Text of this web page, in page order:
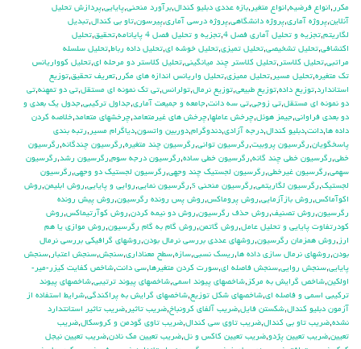
مكرر ,انواع فرضيه,انواع متغير ,بازه عددي دبليو كندال,برآورد منحني,پايايي,پردازش تحليل
آنلاين,پروژه آماري,پروژه دانشگاهي,پروژه درسي آماري,پيرسون,تاو بي کندال,تبديل
لگاريتم,تجزيه و تحليل آماري فصل 4 ,تجزيه و تحليل فصل 4 پايانامه ,تحقيق,تحليل
اكتشافي,تحليل تشخيصي,تحليل تميزي,تحليل خوشه اي,تحليل داده رباط,تحليل سلسله
مراتبي,تحليل كلاستر ,تحليل كلاستر چند ميانگيني,تحليل كلاستر دو مرحله اي,تحليل كوواريانس
تك متغيره,تحليل مسير ,تحليل مميزي,تحليل واريانس اندازه هاي مكرر ,تعريف تحقيق,توزيع
استاندارد,توزيع داده,توزيع طبيعي,توزيع نرمال,تولرانس,تي تک نمونه اي مستقل,تي دو تمهنه,تي
دو نمونه اي مستقل,تي زوجي,تي سه دانت,جامعه و جميعت آماري,جداول تركيبي,جدول يك بعدي و
دو بعدي فراواني,جيمز هوئل,چرخش عاملها,چرخش هاي غيرمتعامد,چرخشهاي متعامد,خلاصه كردن
داده ها,دانت,دبليو كندال,درجه آزادي,دندوگرام,دوربين واتسون,دياگرام مسير ,رتبه بندي
پاسخگويان,رگرسيون پروبيت,رگرسيون تواني,رگرسيون چند متغيره,رگرسيون چندگانه,رگرسيون
خطي,رگرسيون خطي چند گانه,رگرسيون خطي ساده,رگرسيون درجه سوم,رگرسيون رشد,رگرسيون
سهمي,رگرسيون غيرخطي,رگرسيون لجستيك چند وجهي,رگرسيون لجستيك دو وجهي,رگرسيون
لجستيک,رگرسيون لگاريتمي,رگرسيون منحني s ,رگرسيون نمايي,روايي و پايايي,روش ابليمن,روش
اكوآماكس,روش بازآزمايي,روش پروماكس,روش پس رونده رگرسيون,روش پيش رونده
رگرسيون,روش تصنيف,روش حذف رگرسيون,روش دو نيمه كردن,روش كوآرتيماكس,روش
كودرتفاوت پايايي و تحليل عامل,روش گاتمن,روش گام به گام رگرسيون,روش موازي يا هم
ارز ,روش همزمان رگرسيون,روشهاي عددي بررسي نرمال بودن,روشهاي گرافيكي بررسي نرمال
بودن,روشهاي نرمال سازي داده ها,ريسك نسبي,سازه,سطح معناداري,سنجش,سنجش اعتبار ,سنجش
پايايي,سنجش روايي,سنجش فاصله اي,سورت كردن متغيرها,سي دانت,شاخص كفايت كيزر-مير-
اولكين,شاخص گرايش به مركز ,شاخصهاي پيوند اسمي,شاخصهاي پيوند ترتيبي,شاخصهاي پيوند
تركيبي اسمي و فاصله اي,شاخصهاي شكل توزيع,شاخصهاي گرايش به پراكندگي,شرايط استفاده از
آزمون دبليو كندال,شكستن فايل,ضريب آلفاي کرونباخ,ضريب تاثير ,ضريب تاثير استانتدارد
نشده,ضريب تاو بي كندال,ضريب تاوي سي كندال,ضريب تاوي گودمن و كروسكال,ضريب
تعيين,ضريب تعيين پژدو,ضريب تعيين كاكس و نل,ضريب تعيين مك نادن,ضريب تعيين نيجل